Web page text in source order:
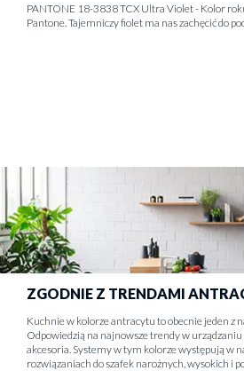
PANTONE 18-3838 TCX Ultra Violet - Kolor
Pantone. Tajemniczy fiolet ma nas zachęcić do
ZGODNIE Z TRENDAMI
Kuchnie w kolorze antracytu to obecnie jeden z
Odpowiedzią na najnowsze trendy w
akcesoria. Systemy w tym kolorze występują w
rozwiązaniach do szafek narożnych, wysokich i